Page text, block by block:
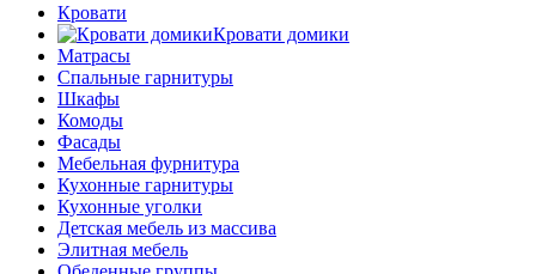
Кровати
Кровати домики
Матрасы
Спальные гарнитуры
Шкафы
Комоды
Фасады
Мебельная фурнитура
Кухонные гарнитуры
Кухонные уголки
Детская мебель из массива
Элитная мебель